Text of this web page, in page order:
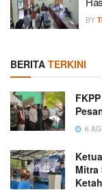
BY
BERITA TERKINI
6
Mitra